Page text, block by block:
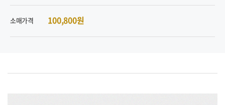
소매가격 100,800원